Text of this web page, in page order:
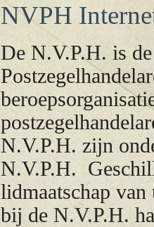
NVPH
De N.V.P.H. is
N.V.P.H. zijn
N.V.P.H.
lidmaatschap
bij de N.V.P.H.